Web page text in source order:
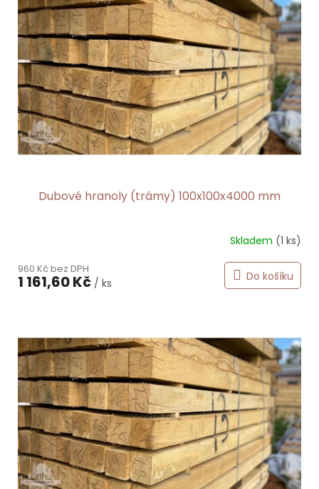
Dubové hranoly (trámy) 100x100x4000 mm
Skladem (1 ks)
960 Kč bez DPH
1 161,60 Kč / ks
Do košíku